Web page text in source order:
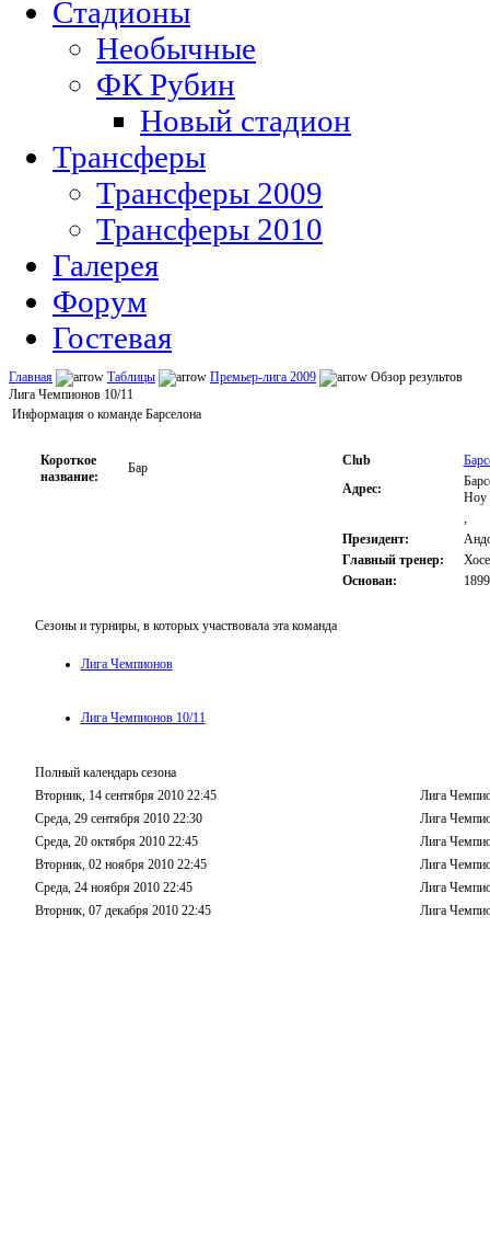
Стадионы
Необычные
ФК Рубин
Новый стадион
Трансферы
Трансферы 2009
Трансферы 2010
Галерея
Форум
Гостевая
Главная Таблицы Премьер-лига 2009
Обзор результов
Лига Чемпионов 10/11
Информация о команде Барселона
Короткое
название:
Бар Club
Адрес:
Ноу
,
Президент:
Главный тренер:
Основан:
1899
Сезоны и турниры, в которых участвовала эта команда
Лига Чемпионов
Лига Чемпионов 10/11
Полный календарь сезона
Вторник, 14 сентября 2010 22:45
Лига
Среда, 29 сентября 2010 22:30
Лига
Среда, 20 октября 2010 22:45
Лига
Вторник, 02 ноября 2010 22:45
Лига
Среда, 24 ноября 2010 22:45
Лига
Вторник, 07 декабря 2010 22:45
Лига